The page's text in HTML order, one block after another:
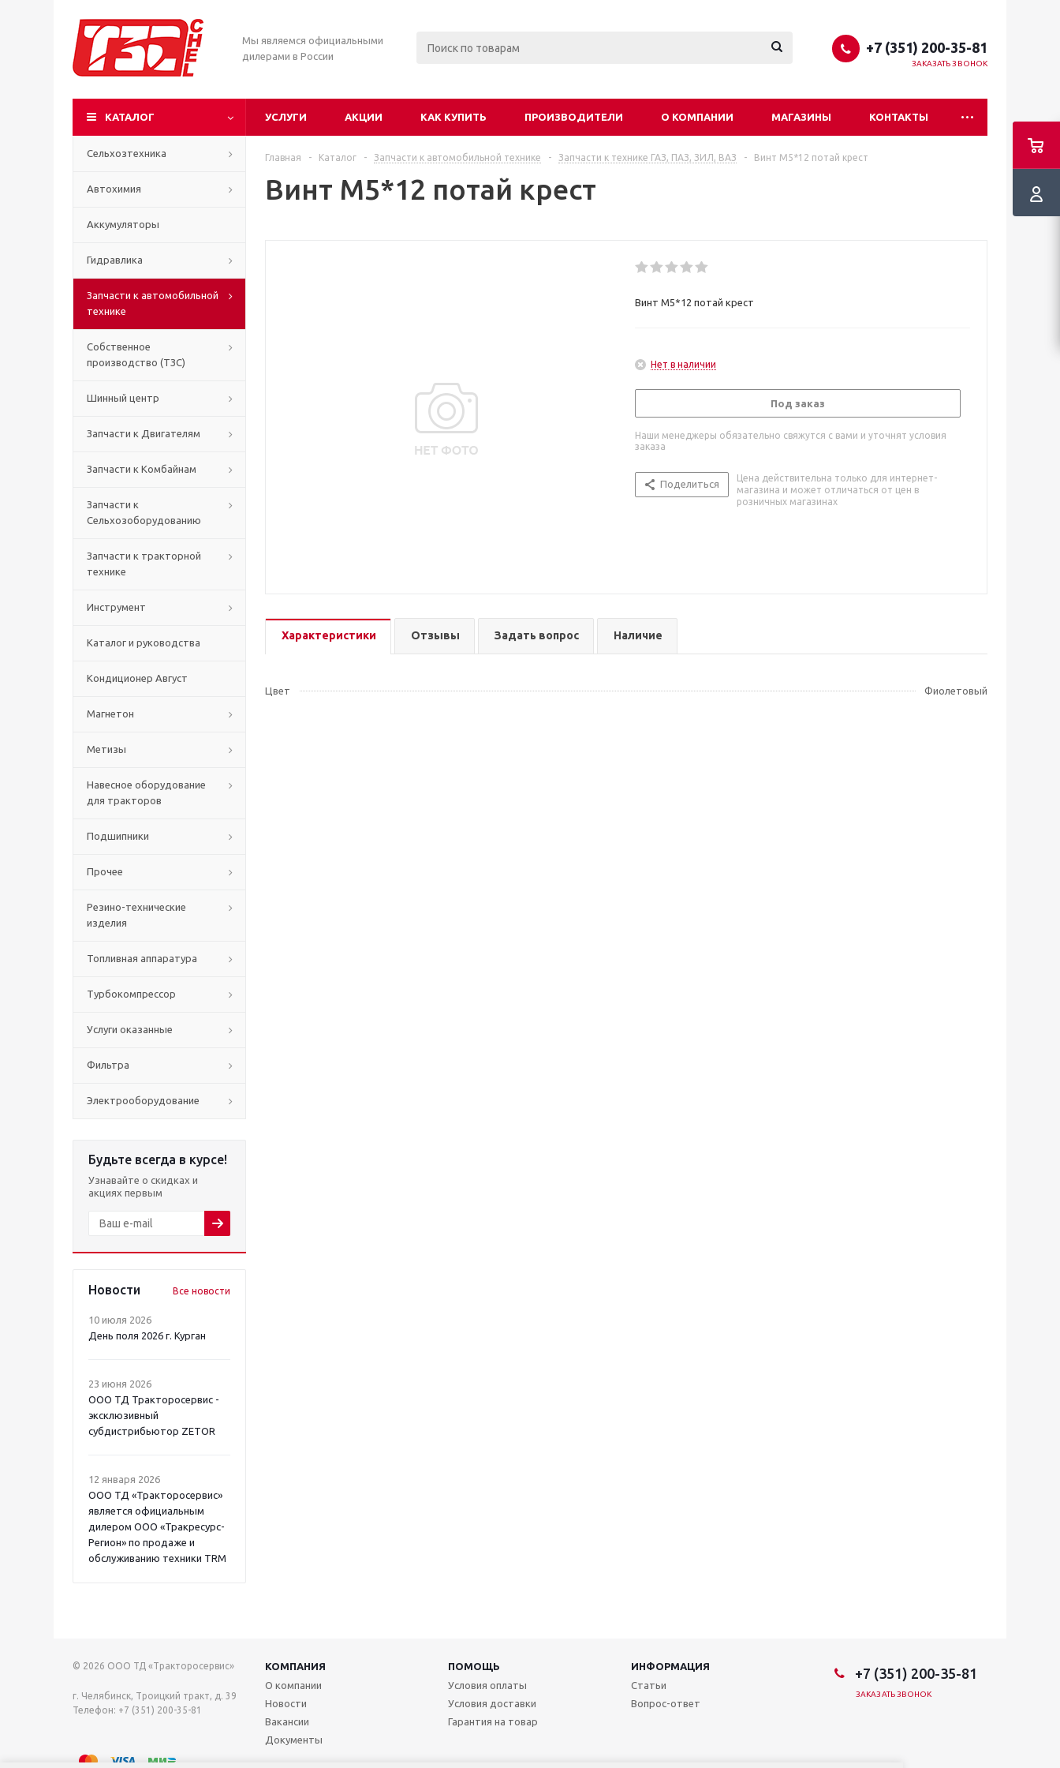
Мы являемся официальными
дилерами в России
+7 (351) 200-35-81
ЗАКАЗАТЬ ЗВОНОК
КАТАЛОГ УСЛУГИ АКЦИИ КАК КУПИТЬ ПРОИЗВОДИТЕЛИ О КОМПАНИИ МАГАЗИНЫ КОНТАКТЫ
Сельхозтехника
Автохимия
Аккумуляторы
Гидравлика
Запчасти к автомобильной
технике
Собственное
производство (ТЗС)
Шинный центр
Запчасти к Двигателям
Запчасти к Комбайнам
Запчасти к
Сельхозоборудованию
Запчасти к тракторной
технике
Инструмент
Каталог и руководства
Кондиционер Август
Магнетон
Метизы
Навесное оборудование
для тракторов
Подшипники
Прочее
Резино-технические
изделия
Топливная аппаратура
Турбокомпрессор
Услуги оказанные
Фильтра
Электрооборудование
Будьте всегда в курсе!
Узнавайте о скидках и
акциях первым
Новости Все новости
10 июля 2026
День поля 2026 г. Курган
23 июня 2026
ООО ТД Тракторосервис -
эксклюзивный
субдистрибьютор ZETOR
12 января 2026
ООО ТД «Тракторосервис»
является официальным
дилером ООО «Тракресурс-
Регион» по продаже и
обслуживанию техники TRM
Главная - Каталог - Запчасти к автомобильной технике - Запчасти к технике ГАЗ, ПАЗ, ЗИЛ, ВАЗ - Винт М5*12 потай крест
Винт М5*12 потай крест
Винт М5*12 потай крест
Нет в наличии
Под заказ
Наши менеджеры обязательно свяжутся с вами и уточнят условия
заказа
Поделиться
Цена действительна только для интернет-
магазина и может отличаться от цен в
розничных магазинах
Характеристики Отзывы Задать вопрос Наличие
Цвет Фиолетовый
© 2026 ООО ТД «Тракторосервис»
г. Челябинск, Троицкий тракт, д. 39
Телефон: +7 (351) 200-35-81
КОМПАНИЯ ПОМОЩЬ
ИНФОРМАЦИЯ
О компании
Новости
Вакансии
Документы
Условия оплаты
Условия доставки
Гарантия на товар
Статьи
Вопрос-ответ
+7 (351) 200-35-81
ЗАКАЗАТЬ ЗВОНОК